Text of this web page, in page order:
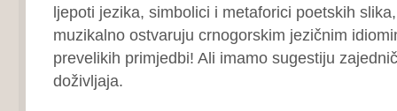
ljepoti jezika, simbolici i metaforici poetskih
muzikalno ostvaruju crnogorskim jezičnim
prevelikih primjedbi! Ali imamo sugestiju
doživljaja.